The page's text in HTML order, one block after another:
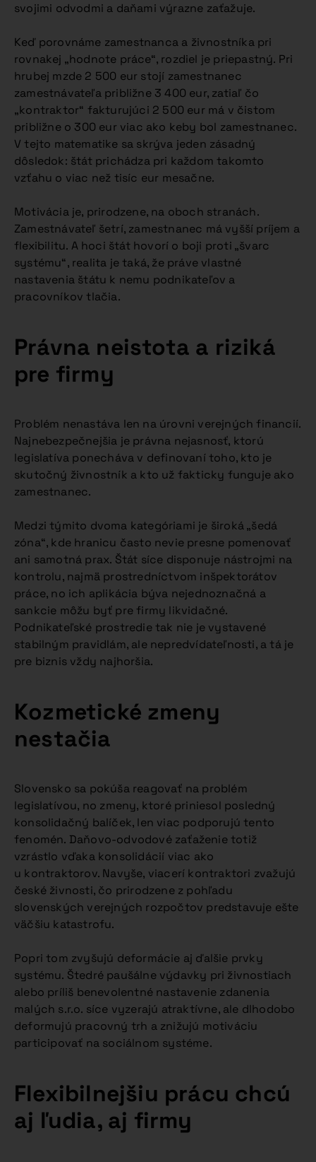
svojimi odvodmi a daňami výrazne zaťažuje.
Keď porovnáme zamestnanca a živnostníka pri
rovnakej „hodnote práce“, rozdiel je priepastný. Pri
hrubej mzde 2 500 eur stojí zamestnanec
zamestnávateľa približne 3 400 eur, zatiaľ čo
„kontraktor“ fakturujúci 2 500 eur má v čistom
približne o 300 eur viac ako keby bol zamestnanec.
V tejto matematike sa skrýva jeden zásadný
dôsledok: štát prichádza pri každom takomto
vzťahu o viac než tisíc eur mesačne.
Motivácia je, prirodzene, na oboch stranách.
Zamestnávateľ šetrí, zamestnanec má vyšší príjem a
flexibilitu. A hoci štát hovorí o boji proti „švarc
systému“, realita je taká, že práve vlastné
nastavenia štátu k nemu podnikateľov a
pracovníkov tlačia.
Právna neistota a riziká
pre firmy
Problém nenastáva len na úrovni verejných financií.
Najnebezpečnejšia je právna nejasnosť, ktorú
legislatíva ponecháva v definovaní toho, kto je
skutočný živnostník a kto už fakticky funguje ako
zamestnanec.
Medzi týmito dvoma kategóriami je široká „šedá
zóna“, kde hranicu často nevie presne pomenovať
ani samotná prax. Štát síce disponuje nástrojmi na
kontrolu, najmä prostredníctvom inšpektorátov
práce, no ich aplikácia býva nejednoznačná a
sankcie môžu byť pre firmy likvidačné.
Podnikateľské prostredie tak nie je vystavené
stabilným pravidlám, ale nepredvídateľnosti, a tá je
pre biznis vždy najhoršia.
Kozmetické zmeny
nestačia
Slovensko sa pokúša reagovať na problém
legislatívou, no zmeny, ktoré priniesol posledný
konsolidačný balíček, len viac podporujú tento
fenomén. Daňovo-odvodové zaťaženie totiž
vzrástlo vďaka konsolidácií viac ako
u kontraktorov. Navyše, viacerí kontraktori zvažujú
české živnosti, čo prirodzene z pohľadu
slovenských verejných rozpočtov predstavuje ešte
väčšiu katastrofu.
Popri tom zvyšujú deformácie aj ďalšie prvky
systému. Štedré paušálne výdavky pri živnostiach
alebo príliš benevolentné nastavenie zdanenia
malých s.r.o. síce vyzerajú atraktívne, ale dlhodobo
deformujú pracovný trh a znižujú motiváciu
participovať na sociálnom systéme.
Flexibilnejšiu prácu chcú
aj ľudia, aj firmy